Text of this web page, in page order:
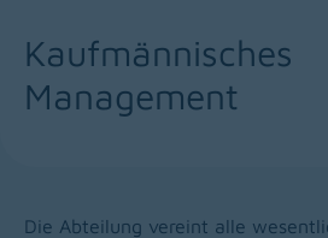
Kaufmännisches
Management
Die Abteilung vereint alle